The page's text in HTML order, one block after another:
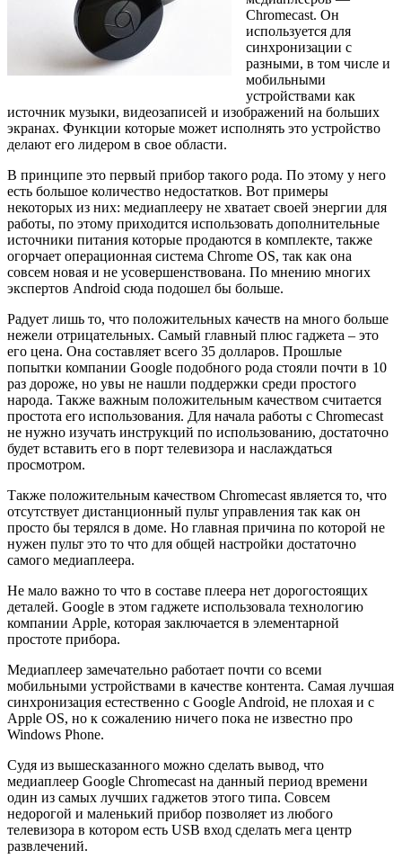
Chromecast. Он
используется для
синхронизации с
разными, в том числе и
мобильными
устройствами как
источник музыки, видеозаписей и изображений на больших
экранах. Функции которые может исполнять это устройство
делают его лидером в свое области.
В принципе это первый прибор такого рода. По этому у него
есть большое количество недостатков. Вот примеры
некоторых из них: медиаплееру не хватает своей энергии для
работы, по этому приходится использовать дополнительные
источники питания которые продаются в комплекте, также
огорчает операционная система Chrome OS, так как она
совсем новая и не усовершенствована. По мнению многих
экспертов Android сюда подошел бы больше.
Радует лишь то, что положительных качеств на много больше
нежели отрицательных. Самый главный плюс гаджета – это
его цена. Она составляет всего 35 долларов. Прошлые
попытки компании Google подобного рода стояли почти в 10
раз дороже, но увы не нашли поддержки среди простого
народа. Также важным положительным качеством считается
простота его использования. Для начала работы с Chromecast
не нужно изучать инструкций по использованию, достаточно
будет вставить его в порт телевизора и наслаждаться
просмотром.
Также положительным качеством Chromecast является то, что
отсутствует дистанционный пульт управления так как он
просто бы терялся в доме. Но главная причина по которой не
нужен пульт это то что для общей настройки достаточно
самого медиаплеера.
Не мало важно то что в составе плеера нет дорогостоящих
деталей. Google в этом гаджете использовала технологию
компании Apple, которая заключается в элементарной
простоте прибора.
Медиаплеер замечательно работает почти со всеми
мобильными устройствами в качестве контента. Самая лучшая
синхронизация естественно с Google Android, не плохая и с
Apple OS, но к сожалению ничего пока не известно про
Windows Phone.
Судя из вышесказанного можно сделать вывод, что
медиаплеер Google Chromecast на данный период времени
один из самых лучших гаджетов этого типа. Совсем
недорогой и маленький прибор позволяет из любого
телевизора в котором есть USB вход сделать мега центр
развлечений.